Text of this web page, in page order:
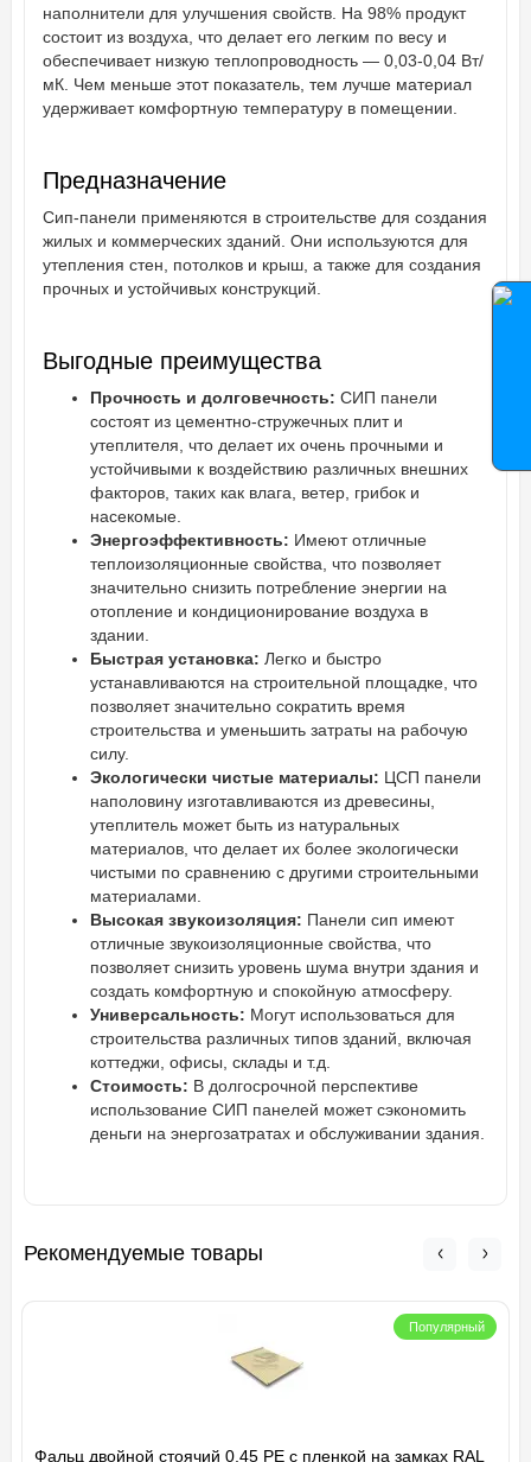
наполнители для улучшения свойств. На 98% продукт
состоит из воздуха, что делает его легким по весу и
обеспечивает низкую теплопроводность — 0,03-0,04 Вт/
мК. Чем меньше этот показатель, тем лучше материал
удерживает комфортную температуру в помещении.
Предназначение
Сип-панели применяются в строительстве для создания
жилых и коммерческих зданий. Они используются для
утепления стен, потолков и крыш, а также для создания
прочных и устойчивых конструкций.
Выгодные преимущества
Прочность и долговечность: СИП панели
состоят из цементно-стружечных плит и
утеплителя, что делает их очень прочными и
устойчивыми к воздействию различных внешних
факторов, таких как влага, ветер, грибок и
насекомые.
Энергоэффективность: Имеют отличные
теплоизоляционные свойства, что позволяет
значительно снизить потребление энергии на
отопление и кондиционирование воздуха в
здании.
Быстрая установка: Легко и быстро
устанавливаются на строительной площадке, что
позволяет значительно сократить время
строительства и уменьшить затраты на рабочую
силу.
Экологически чистые материалы: ЦСП панели
наполовину изготавливаются из древесины,
утеплитель может быть из натуральных
материалов, что делает их более экологически
чистыми по сравнению с другими строительными
материалами.
Высокая звукоизоляция: Панели сип имеют
отличные звукоизоляционные свойства, что
позволяет снизить уровень шума внутри здания и
создать комфортную и спокойную атмосферу.
Универсальность: Могут использоваться для
строительства различных типов зданий, включая
коттеджи, офисы, склады и т.д.
Стоимость: В долгосрочной перспективе
использование СИП панелей может сэкономить
деньги на энергозатратах и обслуживании здания.
Рекомендуемые товары
Популярный
Фальц двойной стоячий 0,45 PE с пленкой на замках RAL